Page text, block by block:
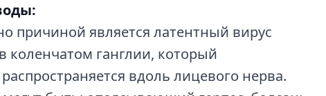
причиной является латентный вирус
коленчатом ганглии, который
вдоль лицевого нерва.